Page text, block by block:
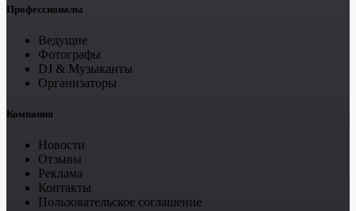
Профессионалы
Ведущие
Фотографы
DJ & Музыканты
Организаторы
Компания
Новости
Отзывы
Реклама
Контакты
Пользовательское соглашение